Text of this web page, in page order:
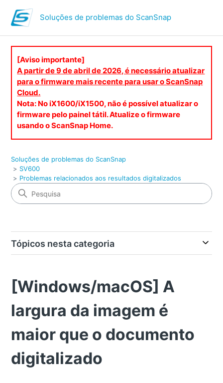
Soluções de problemas do ScanSnap
[Aviso importante]
A partir de 9 de abril de 2026, é necessário atualizar
para o firmware mais recente para usar o ScanSnap
Cloud.
Nota: No iX1600/iX1500, não é possível atualizar o
firmware pelo painel tátil. Atualize o firmware
usando o ScanSnap Home.
Soluções de problemas do ScanSnap
SV600
Problemas relacionados aos resultados digitalizados
Tópicos nesta categoria
[Windows/macOS] A
largura da imagem é
maior que o documento
digitalizado